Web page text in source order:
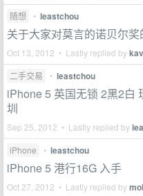
随想 • leastchou
关于大家对莫言的诺贝尔奖
Oct 13, 2012 • Lastly replied by
二手交易 • leastchou
iPhone 5 英国无锁 2黑2白
圳
Sep 25, 2012 • Lastly replied by
iPhone • leastchou
iPhone 5 港行16G 入手
Oct 27, 2012 • Lastly replied by